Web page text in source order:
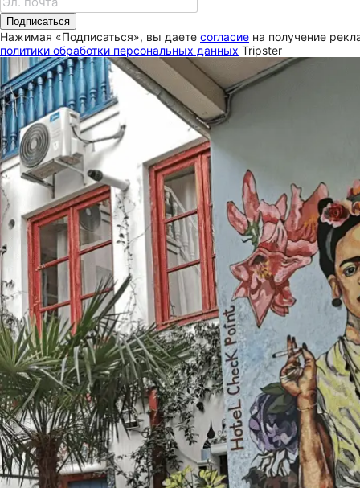
Подписаться
Нажимая «Подписаться», вы даете согласие на получение
политики обработки персональных данных Tripster